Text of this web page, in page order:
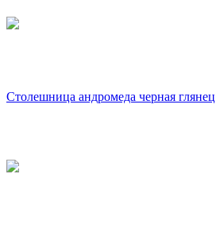
Столешница андромеда черная глянец